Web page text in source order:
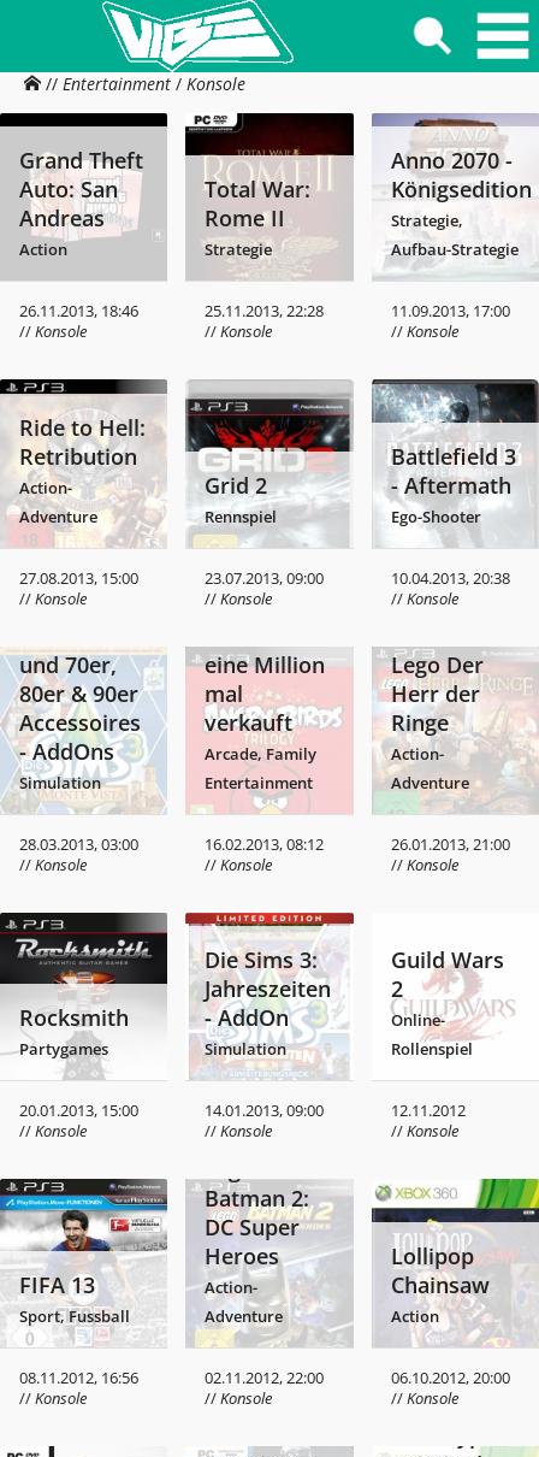
// Entertainment / Konsole
Grand Theft
Auto: San
Andreas
Action
26.11.2013, 18:46
//Konsole
Total War:
Rome II
Strategie
25.11.2013, 22:28
//Konsole
Anno 2070 -
Königsedition
Strategie,
Aufbau-Strategie
11.09.2013, 17:00
//Konsole
Ride to Hell:
Retribution
Action-
Adventure
27.08.2013, 15:00
//Konsole
Grid 2
Rennspiel
23.07.2013, 09:00
//Konsole
Battlefield 3
- Aftermath
Ego-Shooter
10.04.2013, 20:38
//Konsole
Die Sims 3:
und 70er,
80er & 90er
Accessoires
- AddOns
Simulation
28.03.2013, 03:00
//Konsole
Angry Birds
Trilogy
eine Million
mal
verkauft
Arcade, Family
Entertainment
16.02.2013, 08:12
//Konsole
Lego Der
Herr der
Ringe
Action-
Adventure
26.01.2013, 21:00
//Konsole
Rocksmith
Partygames
20.01.2013, 15:00
//Konsole
Die Sims 3:
Jahreszeiten
- AddOn
Simulation
14.01.2013, 09:00
//Konsole
Guild Wars
2
Online-
Rollenspiel
12.11.2012
//Konsole
FIFA 13
Sport, Fussball
08.11.2012, 16:56
//Konsole
Batman 2:
DC Super
Heroes
Action-
Adventure
02.11.2012, 22:00
//Konsole
Lollipop
Chainsaw
Action
06.10.2012, 20:00
//Konsole